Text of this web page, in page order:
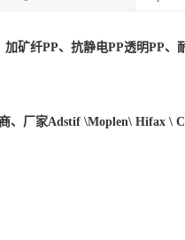
矿纤PP、抗静电PP透明PP、
、厂家Adstif \Moplen\ Hifax \